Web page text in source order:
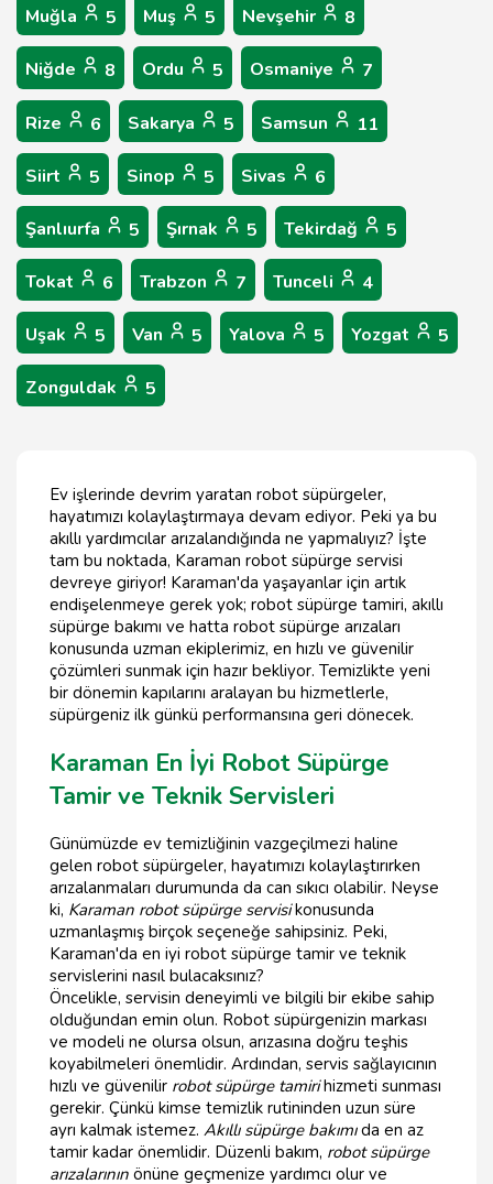
Muğla 5 Muş 5 Nevşehir 8
Niğde 8 Ordu 5 Osmaniye 7
Rize 6 Sakarya 5 Samsun 11
Siirt 5 Sinop 5 Sivas 6
Şanlıurfa 5 Şırnak 5 Tekirdağ 5
Tokat 6 Trabzon 7 Tunceli 4
Uşak 5 Van 5 Yalova 5 Yozgat 5
Zonguldak 5
Ev işlerinde devrim yaratan robot süpürgeler,
hayatımızı kolaylaştırmaya devam ediyor. Peki ya bu
akıllı yardımcılar arızalandığında ne yapmalıyız? İşte
tam bu noktada, Karaman robot süpürge servisi
devreye giriyor! Karaman'da yaşayanlar için artık
endişelenmeye gerek yok; robot süpürge tamiri, akıllı
süpürge bakımı ve hatta robot süpürge arızaları
konusunda uzman ekiplerimiz, en hızlı ve güvenilir
çözümleri sunmak için hazır bekliyor. Temizlikte yeni
bir dönemin kapılarını aralayan bu hizmetlerle,
süpürgeniz ilk günkü performansına geri dönecek.
Karaman En İyi Robot Süpürge
Tamir ve Teknik Servisleri
Günümüzde ev temizliğinin vazgeçilmezi haline
gelen robot süpürgeler, hayatımızı kolaylaştırırken
arızalanmaları durumunda da can sıkıcı olabilir. Neyse
ki, Karaman robot süpürge servisikonusunda
uzmanlaşmış birçok seçeneğe sahipsiniz. Peki,
Karaman'da en iyi robot süpürge tamir ve teknik
servislerini nasıl bulacaksınız?
Öncelikle, servisin deneyimli ve bilgili bir ekibe sahip
olduğundan emin olun. Robot süpürgenizin markası
ve modeli ne olursa olsun, arızasına doğru teşhis
koyabilmeleri önemlidir. Ardından, servis sağlayıcının
hızlı ve güvenilir robot süpürge tamirihizmeti sunması
gerekir. Çünkü kimse temizlik rutininden uzun süre
ayrı kalmak istemez. Akıllı süpürge bakımıda en az
tamir kadar önemlidir. Düzenli bakım, robot süpürge
arızalarının önüne geçmenize yardımcı olur ve